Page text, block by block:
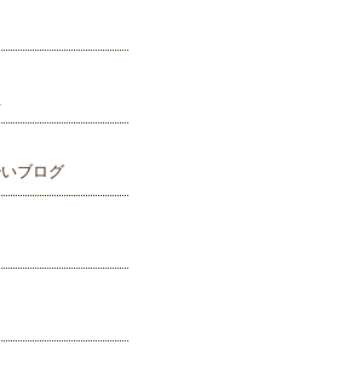
ブログ